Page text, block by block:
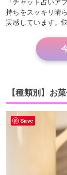
『チャット占いア
持ちをスッキリ晴
実感しています。
【種類別】お
Save